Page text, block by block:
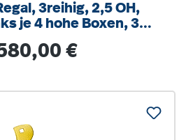
3reihig, 2,5 OH,
je 4 hohe Boxen, 3
Preis:
€